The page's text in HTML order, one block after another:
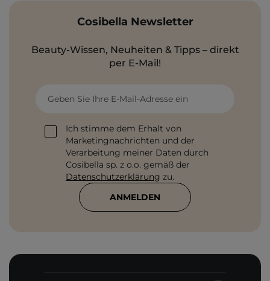
Cosibella Newsletter
Beauty-Wissen, Neuheiten & Tipps – direkt
per E-Mail!
Geben Sie Ihre E-Mail-Adresse ein
Ich stimme dem Erhalt von
Marketingnachrichten und der
Verarbeitung meiner Daten durch
Cosibella sp. z o.o. gemäß der
Datenschutzerklärung zu.
ANMELDEN